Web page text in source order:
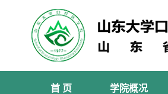
首 页 学院概况